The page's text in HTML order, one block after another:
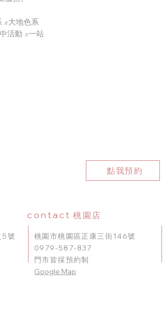
#大地色系
活動 #一站
點我預約
contact 桃園店
桃園市桃園區正康三街146號
0979-587-837
門市皆採預約制
Google Map
5號